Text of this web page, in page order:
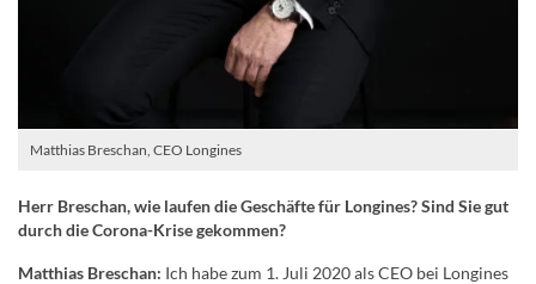
Matthias Breschan, CEO Longines
Herr Breschan, wie laufen die Geschäfte für Longines? Sind Sie gut
durch die Corona-Krise gekommen?
Matthias Breschan: Ich habe zum 1. Juli 2020 als CEO bei Longines